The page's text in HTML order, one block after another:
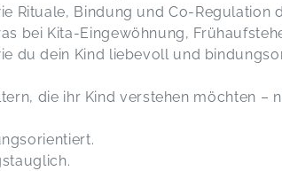
Rituale, Bindung und Co-Regulation
bei Kita-Eingewöhnung,
du dein Kind liebevoll und
die ihr Kind verstehen möchten –